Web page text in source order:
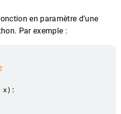
en paramètre d’une
Par exemple :